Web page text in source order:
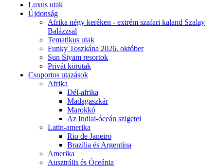
Luxus utak
Újdonság
Afrika négy keréken - extrém szafari kaland Szalay
Balázzsal
Tematikus utak
Funky Toszkána 2026. október
Sun Siyam resortok
Privát körutak
Csoportos utazások
Afrika
Dél-afrika
Madagaszkár
Marokkó
Az Indiai-óceán szigetei
Latin-amerika
Rio de Janeiro
Brazília és Argentína
Amerika
Ausztrális és Óceánia